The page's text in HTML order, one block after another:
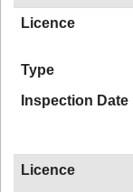
Licence
Type
Inspection Date
Licence